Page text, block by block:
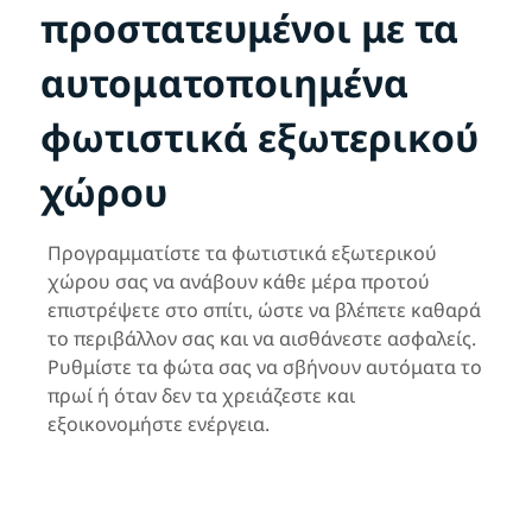
προστατευμένοι με τα
αυτοματοποιημένα
φωτιστικά εξωτερικού
χώρου
Προγραμματίστε τα φωτιστικά εξωτερικού
χώρου σας να ανάβουν κάθε μέρα προτού
επιστρέψετε στο σπίτι, ώστε να βλέπετε καθαρά
το περιβάλλον σας και να αισθάνεστε ασφαλείς.
Ρυθμίστε τα φώτα σας να σβήνουν αυτόματα το
πρωί ή όταν δεν τα χρειάζεστε και
εξοικονομήστε ενέργεια.